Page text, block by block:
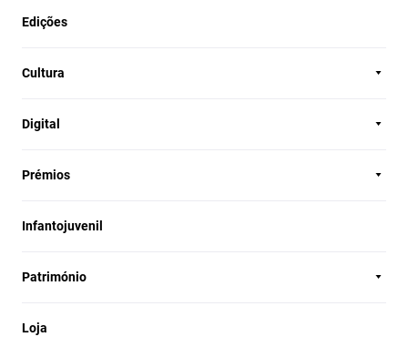
Edições
Cultura
Digital
Prémios
Infantojuvenil
Património
Loja